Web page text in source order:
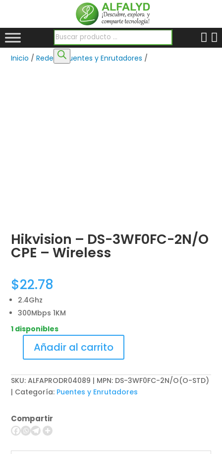
Búsqueda de productos
Inicio /Redes /Puentes y Enrutadores /
Hikvision – DS-3WF0FC-2N/O
CPE – Wireless
$22.78
2.4Ghz
300Mbps 1KM
1 disponibles
Hikvision
DS-
3WF0FC-
2N/O
-
Wireless
Añadir al carrito
SKU:ALFAPRODR04089 | MPN: DS-3WF0FC-2N/O(O-STD)
Categoría: Puentes y Enrutadores
Compartir